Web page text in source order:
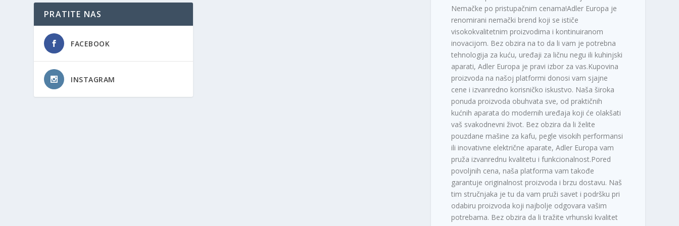
Nemačke po pristupačnim cenama!Adler Europa je
renomirani nemački brend koji se ističe
visokokvalitetnim proizvodima i kontinuiranom
inovacijom. Bez obzira na to da li vam je potrebna
tehnologija za kuću, uređaji za ličnu negu ili kuhinjski
aparati, Adler Europa je pravi izbor za vas.Kupovina
proizvoda na našoj platformi donosi vam sjajne
cene i izvanredno korisničko iskustvo. Naša široka
ponuda proizvoda obuhvata sve, od praktičnih
kućnih aparata do modernih uređaja koji će olakšati
vaš svakodnevni život. Bez obzira da li želite
pouzdane mašine za kafu, pegle visokih performansi
ili inovativne električne aparate, Adler Europa vam
pruža izvanrednu kvalitetu i funkcionalnost.Pored
povoljnih cena, naša platforma vam takođe
garantuje originalnost proizvoda i brzu dostavu. Naš
tim stručnjaka je tu da vam pruži savet i podršku pri
odabiru proizvoda koji najbolje odgovara vašim
potrebama. Bez obzira da li tražite vrhunski kvalitet
PRATITE NAS
FACEBOOK
INSTAGRAM